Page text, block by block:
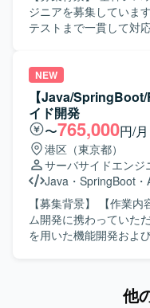
いただける方が望ましいです。 【ポジショ
業界全体の労働環境改
ら移行設計を行うため
見を深めることができます。 【開発環境】 言
React、データベース
はRed Hat Enterprise
を利用した環境で開発
ジニアを募集しています。 【作業内容】 要件定義か
テストまで一貫して対
める方を求めています。 【ポジションの魅力】 要件定義か
ら結合テストまで、
とができます。 【開発環境】 バックエンドは
Java（SpringBoot）、
TypeScript（React）、
PostgreSQLを使用しま
NEW
【Java/
イド開発
〜765,000円/月
港区（東京都）
サーバサイドエンジ
Java ・ SpringBoot ・
【募集背景】 【作業内容】 証券会社向けの口座情報システ
ム開発に携わっていた
を用いた機能開発およ
ジャイル開発に前向き
他